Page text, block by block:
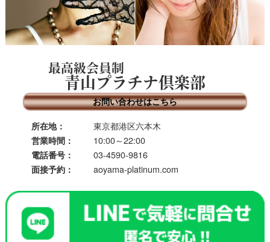
最高級会員制
青山プラチナ倶楽部
お問い合わせはこちら
所在地： 東京都港区六本木
営業時間： 10:00～22:00
電話番号： 03-4590-9816
面接予約： aoyama-platinum.com